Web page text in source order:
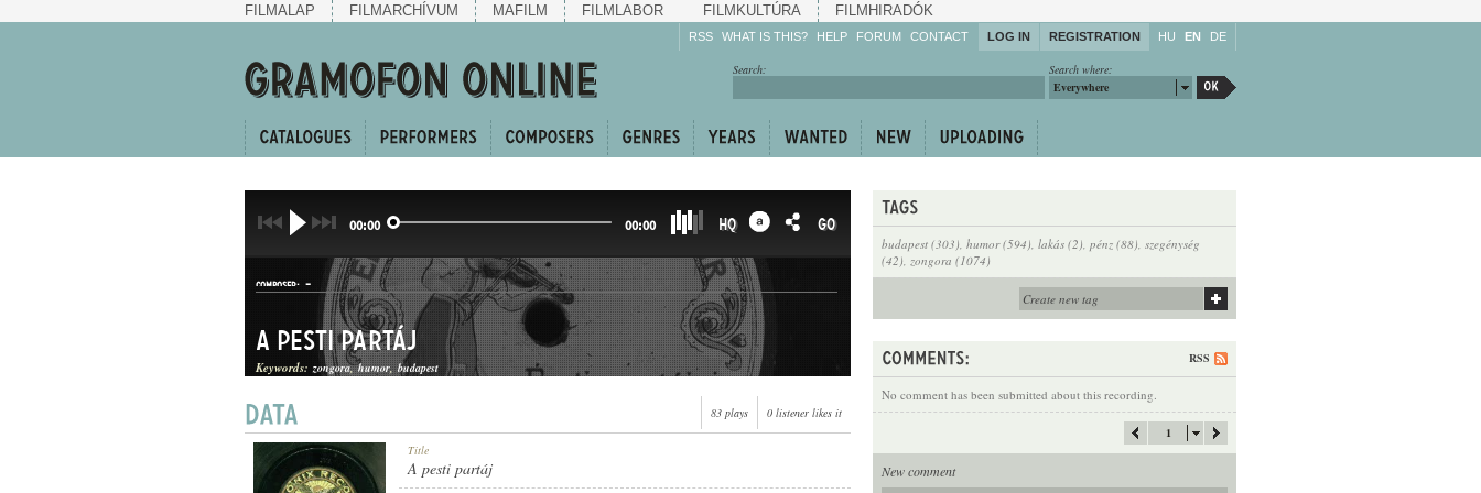
FILMALAP FILMARCHÍVUM MAFILM FILMLABOR FILMKULTÚRA FILMHIRADÓK
RSS WHAT IS THIS? HELP
Enrich!
Share!
FORUM CONTACT LOG IN REGISTRATION HU EN DE
Search where:
Everywhere
Search:
budapest (303), humor (594), lakás (2), pénz (88), szegénység
(42), zongora (1074)
RSS
No comment has been submitted about this recording.
1
New comment
00:00 00:00 HQ GO
COMPOSER: -
KUPLÉ
A pesti partáj
Keywords: zongora humor budapest
83 plays 0 listener likes it
Title
A pesti partáj